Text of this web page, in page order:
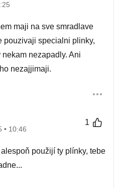
maji na sve smradlave
pouzivaji specialni plinky,
nezapadly. Ani
nezajjimaji.
• 10:46
1
použijí ty plínky, tebe